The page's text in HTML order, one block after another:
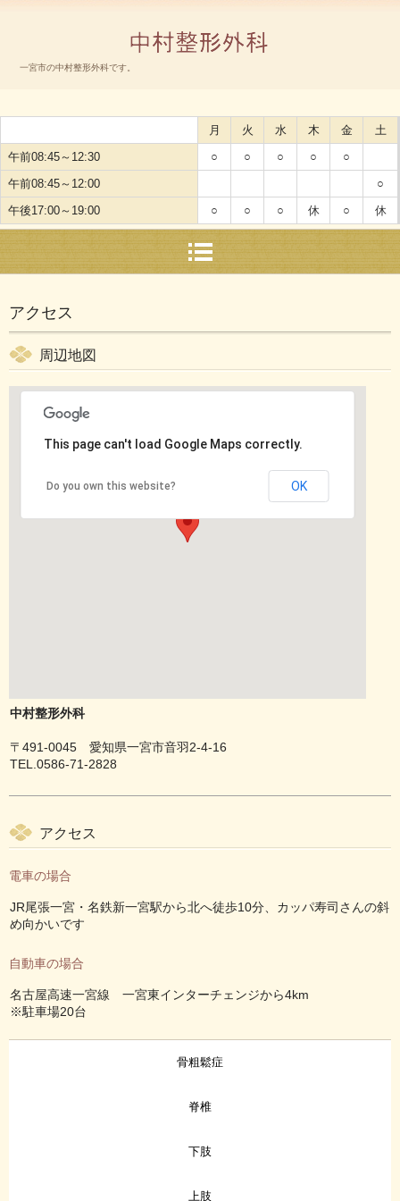
一宮市の中村整形外科です。
月 火 水 木 金
土
午前08:45～12:30
○ ○ ○ ○
○
午前08:45～12:00
○
午後17:00～19:00
○ ○ ○ 休 ○ 休
アクセス
周辺地図
This page can't load Google Maps correctly.
Do you own this website? OK
中村整形外科
〒491-0045 愛知県一宮市音羽2-4-16
TEL.0586-71-2828
アクセス
電車の場合
JR尾張一宮・名鉄新一宮駅から北へ徒歩10分、カッパ寿司さんの斜
め向かいです
自動車の場合
名古屋高速一宮線 一宮東インターチェンジから4km
※駐車場20台
骨粗鬆症
脊椎
下肢
上肢